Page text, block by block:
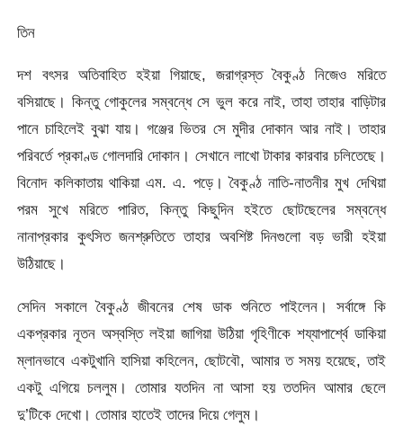
তিন
দশ বৎসর অতিবাহিত হইয়া গিয়াছে, জরাগ্রস্ত বৈকুণ্ঠ নিজেও মরিতে
বসিয়াছে। কিন্তু গোকুলের সম্বন্ধে সে ভুল করে নাই, তাহা তাহার বাড়িটার
পানে চাহিলেই বুঝা যায়। গঞ্জের ভিতর সে মুদীর দোকান আর নাই। তাহার
পরিবর্তে প্রকাণ্ড গোলদারি দোকান। সেখানে লাখো টাকার কারবার চলিতেছে।
বিনোদ কলিকাতায় থাকিয়া এম. এ. পড়ে। বৈকুণ্ঠ নাতি-নাতনীর মুখ দেখিয়া
পরম সুখে মরিতে পারিত, কিন্তু কিছুদিন হইতে ছোটছেলের সম্বন্ধে
নানাপ্রকার কুৎসিত জনশ্রুতিতে তাহার অবশিষ্ট দিনগুলো বড় ভারী হইয়া
উঠিয়াছে।
সেদিন সকালে বৈকুণ্ঠ জীবনের শেষ ডাক শুনিতে পাইলেন। সর্বাঙ্গে কি
একপ্রকার নূতন অস্বস্তি লইয়া জাগিয়া উঠিয়া গৃহিণীকে শয্যাপার্শ্বে ডাকিয়া
ম্লানভাবে একটুখানি হাসিয়া কহিলেন, ছোটবৌ, আমার ত সময় হয়েছে, তাই
একটু এগিয়ে চললুম। তোমার যতদিন না আসা হয় ততদিন আমার ছেলে
দু’টিকে দেখো। তোমার হাতেই তাদের দিয়ে গেলুম।